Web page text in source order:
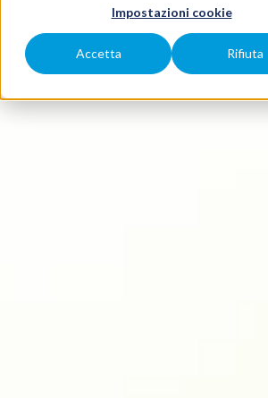
Impostazioni cookie
Accetta Rifiuta